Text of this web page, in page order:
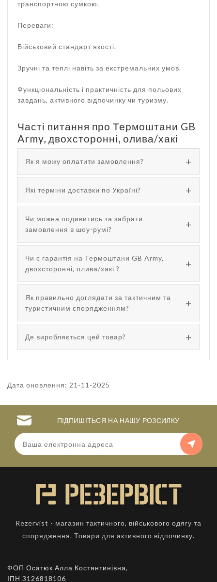
транспортною сумкою.
Переваги:
Військовий стандарт якості.
Зручні та теплі навіть за екстремальних умов.
Функціональність і практичність для польових
завдань, активного відпочинку чи туризму.
Часті питання про Термоштани GB
Army, двохсторонні, олива/хакі
Як я можу оплатити замовлення?
Які терміни доставки по Україні?
Чи можна подивитись та забрати
замовлення в шоу-румі?
Чи є гарантія на Термоштани GB Army,
двохсторонні, олива/хакі ?
Як правильно доглядати за тактичним та
туристичним спорядженням?
Де виробляється цей товар?
Дата оновлення: 21-11-2025
ПІДПИШІТЬСЯ НА НАШУ РОЗСИЛКУ
Rezervist - магазин тактичного, військового одягу та
спорядження. Товари для активного відпочинку.
ФОП Осатюк Алла Костянтинівна,
ІПН 3126818106